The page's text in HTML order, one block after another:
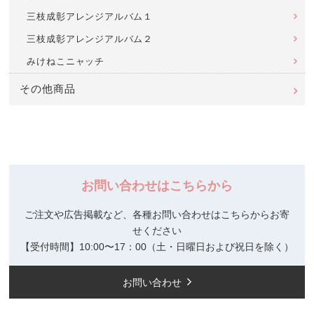
三枝成彰アレンジアルバム１
三枝成彰アレンジアルバム２
みけねこニャッチ
その他商品
お問い合わせはこちらから
ご注文や広告掲載など、各種お問い合わせはこちらからお寄
せください
【受付時間】10:00〜17：00（土・日曜日および祝日を除く）
お問い合わせ